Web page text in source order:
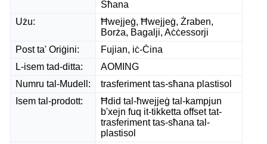
Sħana
Użu:
Ħwejjeġ, Ħwejjeġ, Żraben,
Borża, Bagalji, Aċċessorji
Post ta' Oriġini:
Fujian, iċ-Ċina
L-isem tad-ditta:
AOMING
Numru tal-Mudell:
trasferiment tas-sħana plastisol
Isem tal-prodott:
Ħdid tal-ħwejjeġ tal-kampjun
b'xejn fuq it-tikketta offset tat-
trasferiment tas-sħana tal-
plastisol